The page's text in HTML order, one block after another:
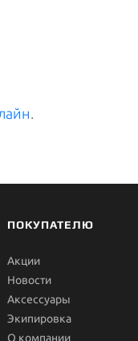
.
ПОКУПАТЕЛЮ
Акции
Новости
Aксессуары
Экипировка
О компании